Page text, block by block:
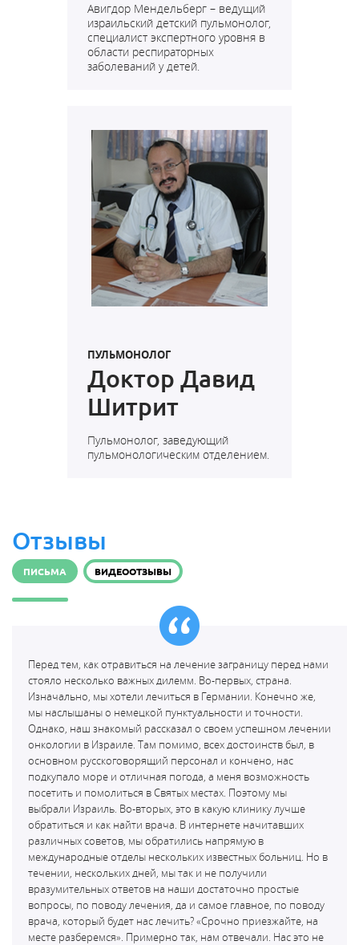
Авигдор Мендельберг – ведущий
израильский детский пульмонолог,
специалист экспертного уровня в
области респираторных
заболеваний у детей.
ПУЛЬМОНОЛОГ
Доктор Давид
Шитрит
Пульмонолог, заведующий
пульмонологическим отделением.
Отзывы
ПИСЬМА ВИДЕООТЗЫВЫ
Перед тем, как отравиться на лечение заграницу перед нами
стояло несколько важных дилемм. Во-первых, страна.
Изначально, мы хотели лечиться в Германии. Конечно же,
мы наслышаны о немецкой пунктуальности и точности.
Однако, наш знакомый рассказал о своем успешном лечении
онкологии в Израиле. Там помимо, всех достоинств был, в
основном русскоговорящий персонал и кончено, нас
подкупало море и отличная погода, а меня возможность
посетить и помолиться в Святых местах. Поэтому мы
выбрали Израиль. Во-вторых, это в какую клинику лучше
обратиться и как найти врача. В интернете начитавших
различных советов, мы обратились напрямую в
международные отделы нескольких известных больниц. Но в
течении, нескольких дней, мы так и не получили
вразумительных ответов на наши достаточно простые
вопросы, по поводу лечения, да и самое главное, по поводу
врача, который будет нас лечить? «Срочно приезжайте, на
месте разберемся». Примерно так, нам отвечали. Нас это не